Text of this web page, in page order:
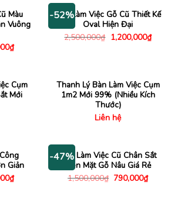
Màu
Vuông
₫Giá
hiện
-52%
Bàn Làm Việc Gỗ Cũ Thiết Kế
Oval Hiện Đại
2,500,000₫ Giá
gốc
1,200,000₫Giá
hiện
Cụm
Mới
Thanh Lý Bàn Làm Việc Cụm
1m2 Mới 99% (Nhiều Kích
Thước)
Liên hệ
Giản
₫Giá
hiện
-47%
Bàn Làm Việc Cũ Chân Sắt
Đen Mặt Gỗ Nâu Giá Rẻ
1,500,000₫ Giá
790,000₫Giá
hiện